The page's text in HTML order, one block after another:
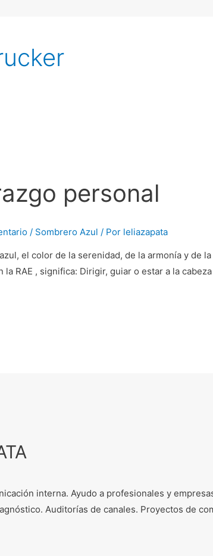
personal
/ Sombrero Azul / Por leliazapata
el color de la serenidad, de la armonía y de
la RAE , significa: Dirigir, guiar o estar a la
interna. Ayudo a profesionales y
Auditorías de canales. Proyectos de